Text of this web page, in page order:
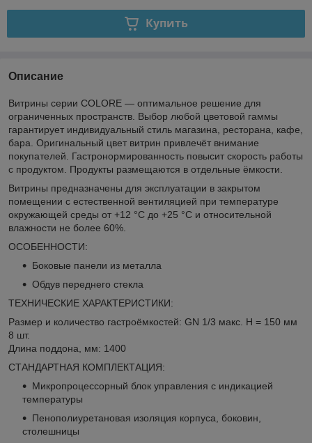
Купить
Описание
Витрины серии COLORE — оптимальное решение для
ограниченных пространств. Выбор любой цветовой гаммы
гарантирует индивидуальный стиль магазина, ресторана, кафе,
бара. Оригинальный цвет витрин привлечёт внимание
покупателей. Гастронормированность повысит скорость работы
с продуктом. Продукты размещаются в отдельные ёмкости.
Витрины предназначены для эксплуатации в закрытом
помещении с естественной вентиляцией при температуре
окружающей среды от +12 °C до +25 °C и относительной
влажности не более 60%.
ОСОБЕННОСТИ:
Боковые панели из металла
Обдув переднего стекла
ТЕХНИЧЕСКИЕ ХАРАКТЕРИСТИКИ:
Размер и количество гастроёмкостей: GN 1/3 макс. H = 150 мм
8 шт.
Длина поддона, мм: 1400
СТАНДАРТНАЯ КОМПЛЕКТАЦИЯ:
Микропроцессорный блок управления с индикацией
температуры
Пенополиуретановая изоляция корпуса, боковин,
столешницы